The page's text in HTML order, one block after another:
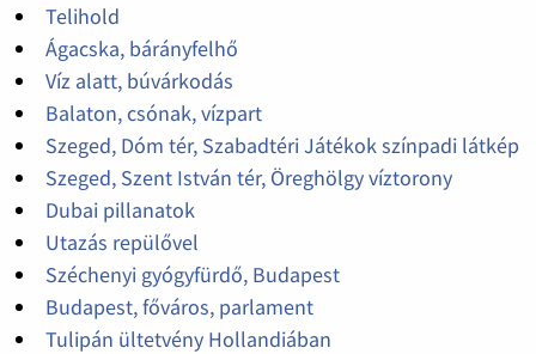
Telihold
Ágacska, bárányfelhő
Víz alatt, búvárkodás
Balaton, csónak, vízpart
Szeged, Dóm tér, Szabadtéri Játékok színpadi látkép
Szeged, Szent István tér, Öreghölgy víztorony
Dubai pillanatok
Utazás repülővel
Széchenyi gyógyfürdő, Budapest
Budapest, főváros, parlament
Tulipán ültetvény Hollandiában